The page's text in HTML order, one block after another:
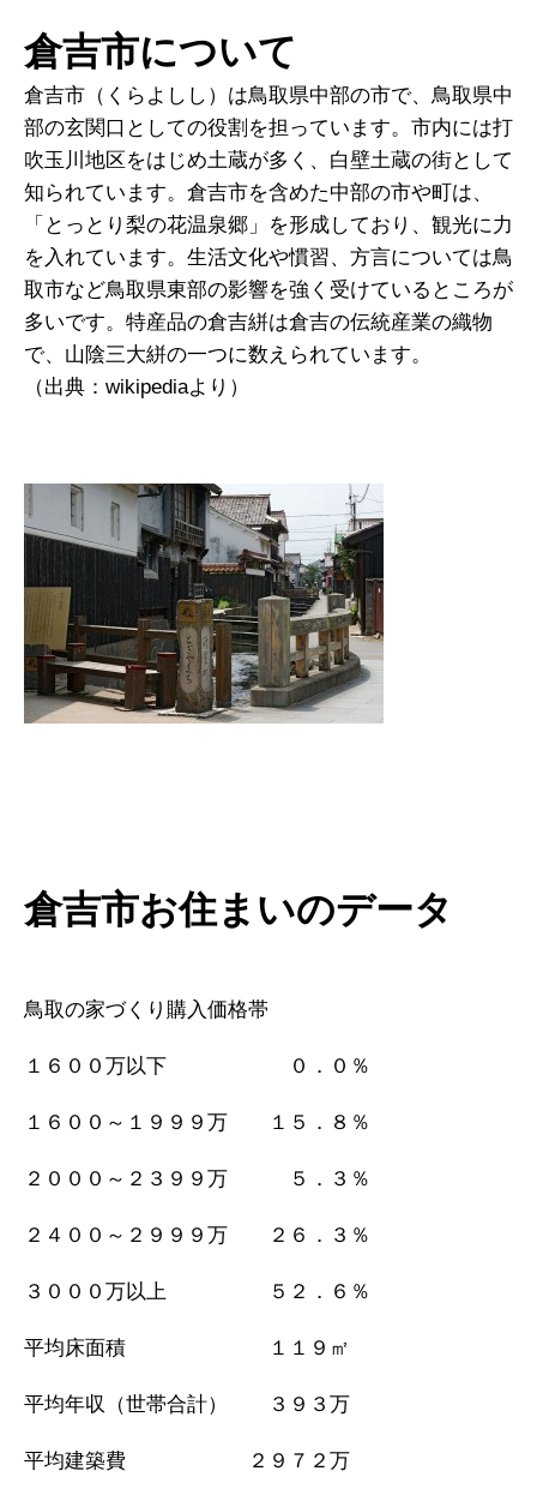
倉吉市について
倉吉市（くらよしし）は鳥取県中部の市で、鳥取県中
部の玄関口としての役割を担っています。市内には打
吹玉川地区をはじめ土蔵が多く、白壁土蔵の街として
知られています。倉吉市を含めた中部の市や町は、
「とっとり梨の花温泉郷」を形成しており、観光に力
を入れています。生活文化や慣習、方言については鳥
取市など鳥取県東部の影響を強く受けているところが
多いです。特産品の倉吉絣は倉吉の伝統産業の織物
で、山陰三大絣の一つに数えられています。
（出典：wikipediaより）
倉吉市お住まいのデータ
鳥取の家づくり購入価格帯
１６００万以下 ０．０％
１６００～１９９９万 １５．８％
２０００～２３９９万 ５．３％
２４００～２９９９万 ２６．３％
３０００万以上 ５２．６％
平均床面積 １１９㎡
平均年収（世帯合計） ３９３万
平均建築費 ２９７２万